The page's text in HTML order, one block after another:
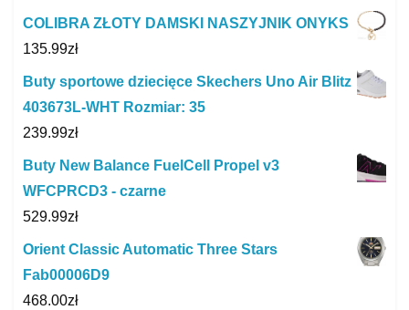
COLIBRA ZŁOTY DAMSKI NASZYJNIK ONYKS
135.99zł
Buty sportowe dziecięce Skechers Uno Air Blitz
403673L-WHT Rozmiar: 35
239.99zł
Buty New Balance FuelCell Propel v3
WFCPRCD3 - czarne
529.99zł
Orient Classic Automatic Three Stars
Fab00006D9
468.00zł